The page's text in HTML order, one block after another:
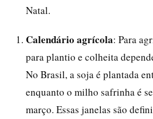
Natal.
Calendário agrícola: Para
para plantio e colheita
No Brasil, a soja é plantada
enquanto o milho safrinha é
março. Essas janelas são